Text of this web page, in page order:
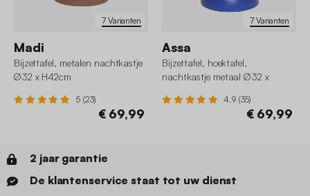
7 Varianten
Madi
Bijzettafel, metalen nachtkastje
Ø32 x H42cm
5 (23)
€ 69,99
7 Varianten
Assa
Bijzettafel, hoektafel,
nachtkastje metaal Ø32 x
4.9 (35)
€ 69,99
2 jaar garantie
De klantenservice staat tot uw dienst